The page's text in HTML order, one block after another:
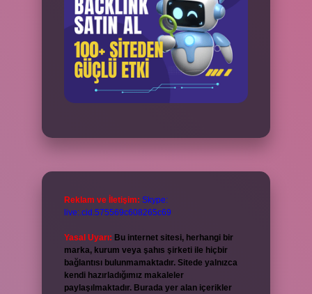
Reklam ve İletişim: Skype:
live:.cid.575569c608265c69
Yasal Uyarı: Bu internet sitesi, herhangi bir
marka, kurum veya şahıs şirketi ile hiçbir
bağlantısı bulunmamaktadır. Sitede yalnızca
kendi hazırladığımız makaleler
paylaşılmaktadır. Burada yer alan içerikler